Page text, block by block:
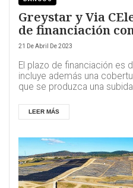
Greystar y Via
de financiación
21 De Abril De 2023
El plazo de financiación es
incluye además una
que se produzca una
LEER MÁS